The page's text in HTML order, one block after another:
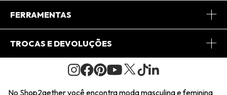
Journal
Central de Relacionamento
Regulamento e Promoções
FERRAMENTAS
Minha Conta
Pedido de Presente
Wishlist
TROCAS E DEVOLUÇÕES
Condições Gerais
No Shop2gether você encontra moda masculina e feminina